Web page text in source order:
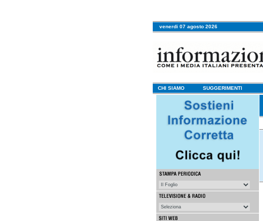
venerdi 07 agosto 2026
CHI SIAMO SUGGERIMENTI